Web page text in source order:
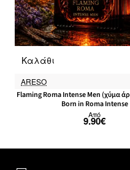
ARESO
Flaming Roma Intense Men (χύμα
Born in Roma Intense
Από
9.90€
Καλάθι